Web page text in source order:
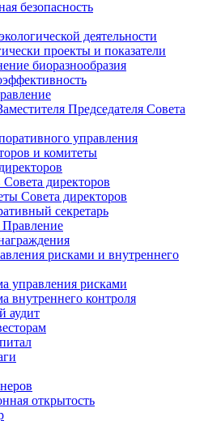
безопасность
деятельности
проекты и показатели
биоразнообразия
Председателя Совета
управления
и комитеты
Совета директоров
Совета директоров
секретарь
рисками и внутреннего
управления рисками
внутреннего контроля
аудит
открытость